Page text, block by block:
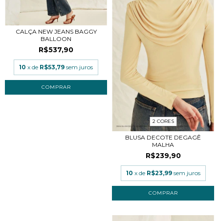
CALÇA NEW JEANS BAGGY
BALLOON
R$537,90
10 x de R$53,79 sem juros
COMPRAR
2 CORES
BLUSA DECOTE DEGAGÊ
MALHA
R$239,90
10 x de R$23,99 sem juros
COMPRAR